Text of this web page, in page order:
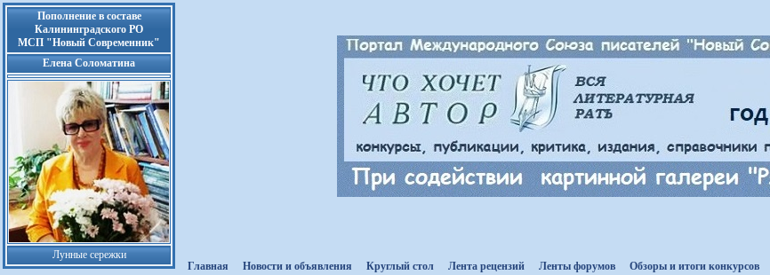
Пополнение в составе
Калининградского РО
МСП "Новый Современник"
Елена Соломатина
Лунные сережки
Главная
Новости и объявления Круглый стол Лента рецензий Ленты форумов Обзоры и итоги конкурсов